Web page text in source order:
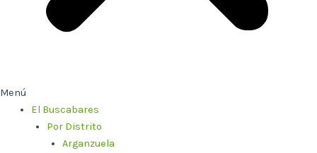
Menú
El Buscabares
Por Distrito
Arganzuela